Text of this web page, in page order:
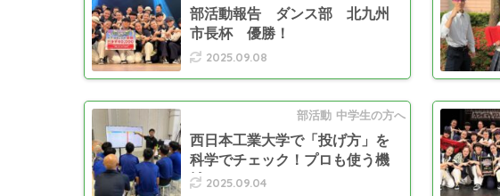
部活動報告 ダンス部 北九州
市長杯 優勝！
2025.09.08
部活動 中学生の方へ
西日本工業大学で「投げ方」を
科学でチェック！プロも使う機
械で…
2025.09.04